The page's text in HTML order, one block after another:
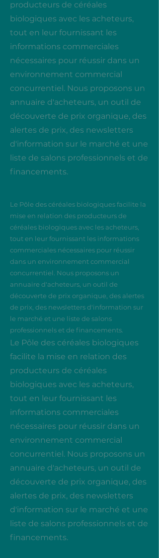
producteurs de céréales
biologiques avec les acheteurs,
tout en leur fournissant les
informations commerciales
nécessaires pour réussir dans un
environnement commercial
concurrentiel. Nous proposons un
annuaire d'acheteurs, un outil de
découverte de prix organique, des
alertes de prix, des newsletters
d'information sur le marché et une
liste de salons professionnels et de
financements.
Le Pôle des céréales biologiques facilite la
mise en relation des producteurs de
céréales biologiques avec les acheteurs,
tout en leur fournissant les informations
commerciales nécessaires pour réussir
dans un environnement commercial
concurrentiel. Nous proposons un
annuaire d'acheteurs, un outil de
découverte de prix organique, des alertes
de prix, des newsletters d'information sur
le marché et une liste de salons
professionnels et de financements.
Le Pôle des céréales biologiques
facilite la mise en relation des
producteurs de céréales
biologiques avec les acheteurs,
tout en leur fournissant les
informations commerciales
nécessaires pour réussir dans un
environnement commercial
concurrentiel. Nous proposons un
annuaire d'acheteurs, un outil de
découverte de prix organique, des
alertes de prix, des newsletters
d'information sur le marché et une
liste de salons professionnels et de
financements.